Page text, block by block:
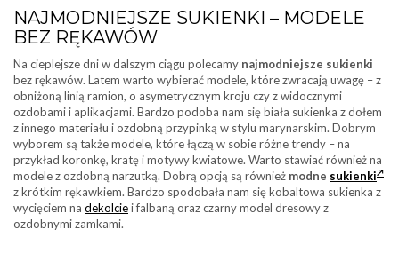
NAJMODNIEJSZE SUKIENKI – MODELE
BEZ RĘKAWÓW
Na cieplejsze dni w dalszym ciągu polecamy najmodniejsze sukienki
bez rękawów. Latem warto wybierać modele, które zwracają uwagę – z
obniżoną linią ramion, o asymetrycznym kroju czy z widocznymi
ozdobami i aplikacjami. Bardzo podoba nam się biała sukienka z dołem
z innego materiału i ozdobną przypinką w stylu marynarskim. Dobrym
wyborem są także modele, które łączą w sobie różne trendy – na
przykład koronkę, kratę i motywy kwiatowe. Warto stawiać również na
modele z ozdobną narzutką. Dobrą opcją są również modne sukienki
z krótkim rękawkiem. Bardzo spodobała nam się kobaltowa sukienka z
wycięciem na dekolciei falbaną oraz czarny model dresowy z
ozdobnymi zamkami.